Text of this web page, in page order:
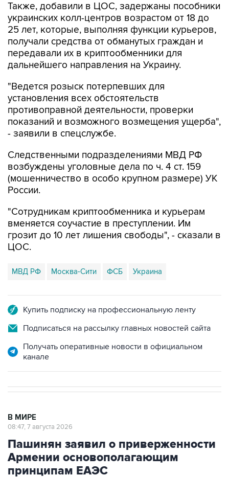
Также, добавили в ЦОС, задержаны пособники
украинских колл-центров возрастом от 18 до
25 лет, которые, выполняя функции курьеров,
получали средства от обманутых граждан и
передавали их в криптообменники для
дальнейшего направления на Украину.
"Ведется розыск потерпевших для
установления всех обстоятельств
противоправной деятельности, проверки
показаний и возможного возмещения ущерба",
- заявили в спецслужбе.
Следственными подразделениями МВД РФ
возбуждены уголовные дела по ч. 4 ст. 159
(мошенничество в особо крупном размере) УК
России.
"Сотрудникам криптообменника и курьерам
вменяется соучастие в преступлении. Им
грозит до 10 лет лишения свободы", - сказали в
ЦОС.
МВД РФ Москва-Сити ФСБ Украина
Купить подписку на профессиональную ленту
Подписаться на рассылку главных новостей сайта
Получать оперативные новости в официальном
канале
В МИРЕ
08:47, 7 августа 2026
Пашинян заявил о приверженности
Армении основополагающим
принципам ЕАЭС